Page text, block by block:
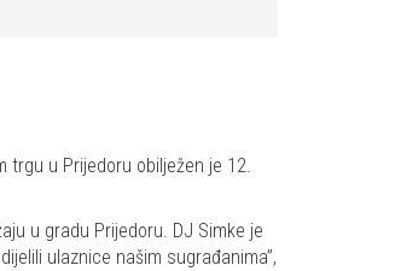
trgu u Prijedoru obilježen je 12.
u gradu Prijedoru. DJ Simke je
ulaznice našim sugrađanima”,